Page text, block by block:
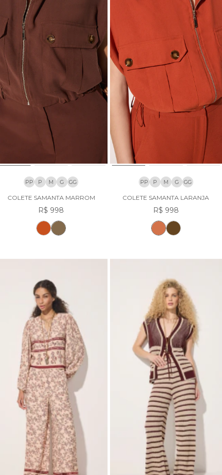
PP P M G GG
COLETE SAMANTA MARROM
R$ 998
PP P M G GG
COLETE SAMANTA LARANJA
R$ 998